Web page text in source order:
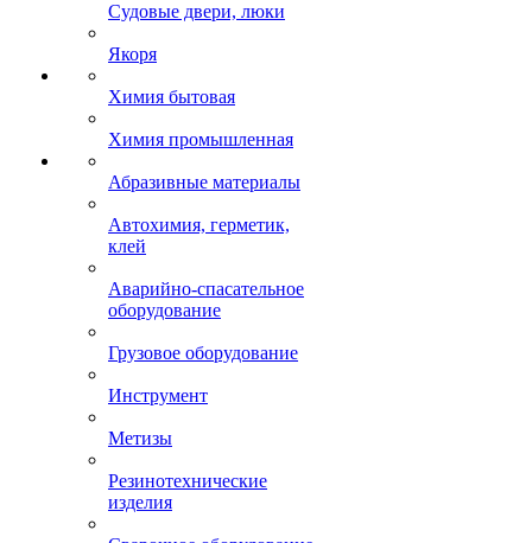
Судовые двери, люки
Якоря
Химия бытовая
Химия промышленная
Абразивные материалы
Автохимия, герметик,
клей
Аварийно-спасательное
оборудование
Грузовое оборудование
Инструмент
Метизы
Резинотехнические
изделия